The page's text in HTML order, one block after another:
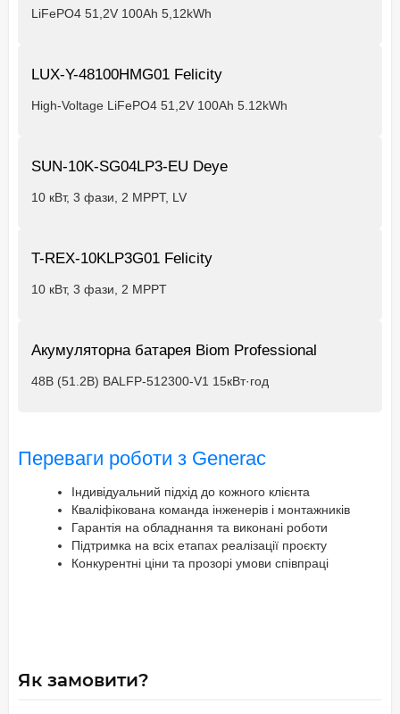
LiFePO4 51,2V 100Ah 5,12kWh
LUX-Y-48100HMG01 Felicity
High-Voltage LiFePO4 51,2V 100Ah 5.12kWh
SUN-10K-SG04LP3-EU Deye
10 кВт, 3 фази, 2 MPPT, LV
T-REX-10KLP3G01 Felicity
10 кВт, 3 фази, 2 MPPT
Акумуляторна батарея Biom Professional
48В (51.2В) BALFP-512300-V1 15кВт·год
Переваги роботи з Generac
Індивідуальний підхід до кожного клієнта
Кваліфікована команда інженерів і монтажників
Гарантія на обладнання та виконані роботи
Підтримка на всіх етапах реалізації проєкту
Конкурентні ціни та прозорі умови співпраці
Як замовити?